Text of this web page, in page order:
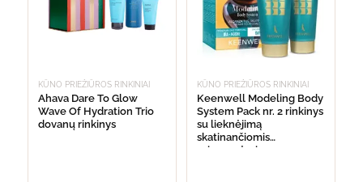
KŪNO PRIEŽIŪROS RINKINIAI
Ahava Dare To Glow
Wave Of Hydration Trio
dovanų rinkinys
KŪNO PRIEŽIŪROS RINKINIAI
Keenwell Modeling Body
System Pack nr. 2 rinkinys
su lieknėjimą
skatinančiomis
priemonėmis